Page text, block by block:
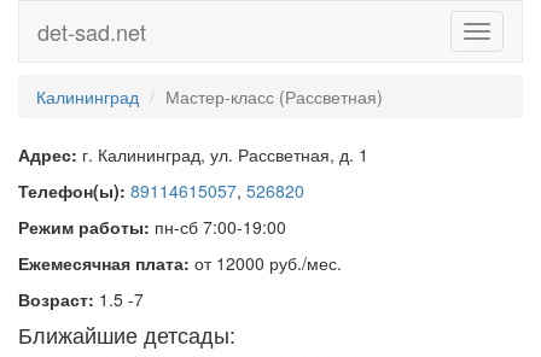
Toggle
det-sad.net
Калининград Мастер-класс (Рассветная)
Адрес: г. Калининград, ул. Рассветная, д. 1
Телефон(ы): 89114615057, 526820
Режим работы: пн-сб 7:00-19:00
Ежемесячная плата: от 12000 руб./мес.
Возраст: 1.5 -7
Ближайшие детсады: